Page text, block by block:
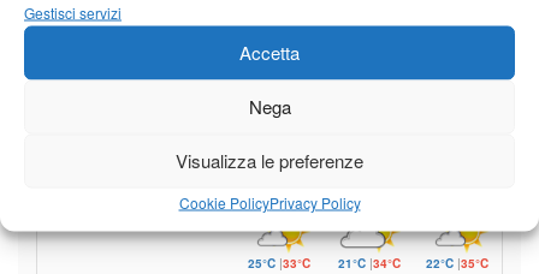
Gestisci servizi
Accetta
Nega
Visualizza le preferenze
Cookie PolicyPrivacy Policy
stagionali
Domenica
25°C|33°C 21°C|34°C 22°C |35°C